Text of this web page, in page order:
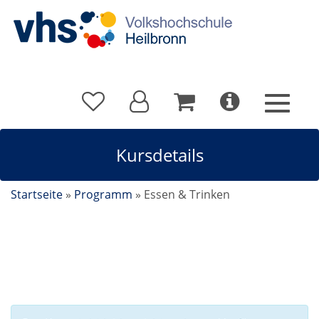
Kursdetails
Startseite » Programm » Essen & Trinken